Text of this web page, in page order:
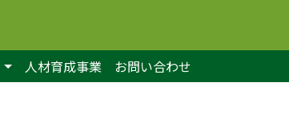
人材育成事業 お問い合わせ